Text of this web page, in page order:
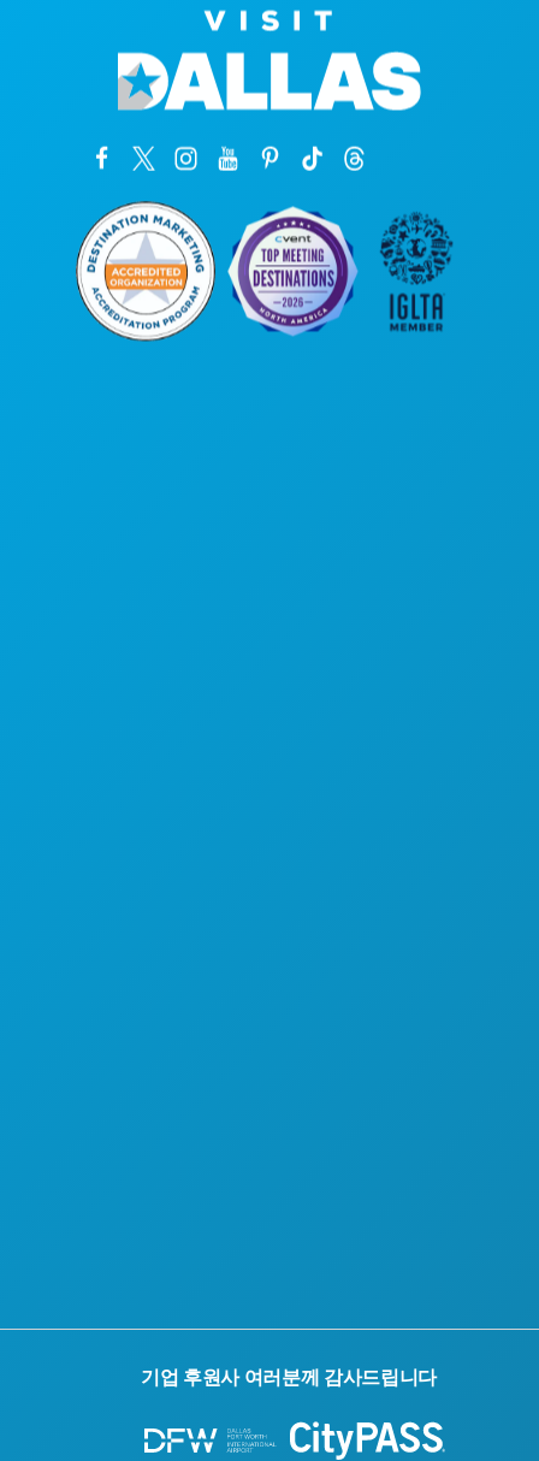
기업 후원사 여러분께 감사드립니다